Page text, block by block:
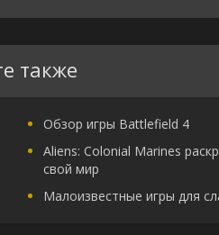
также
Обзор игры Battlefield 4
Aliens: Colonial Marines
свой мир
Малоизвестные игры для